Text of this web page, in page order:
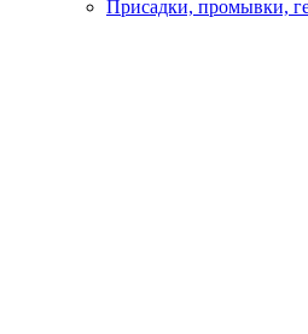
Присадки, промывки,